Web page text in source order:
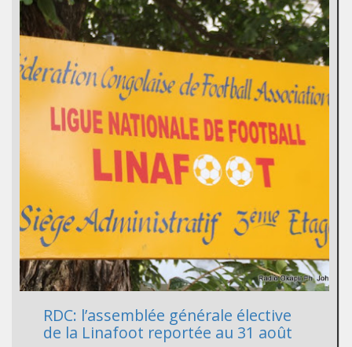
RDC: l’assemblée générale élective
de la Linafoot reportée au 31 août